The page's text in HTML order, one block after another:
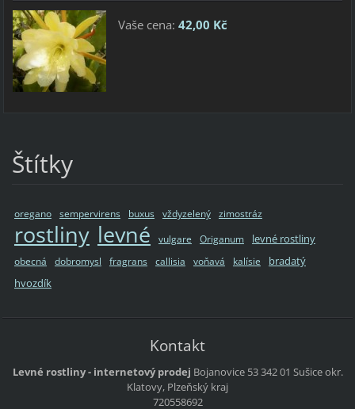
Vaše cena: 42,00 Kč
Štítky
oregano sempervirens buxus vždyzelený zimostráz
rostliny levné vulgare Origanum levné rostliny
obecná dobromysl fragrans callisia voňavá kalísie
bradatý
hvozdík
Kontakt
Levné rostliny - internetový prodej Bojanovice 53342 01 Sušiceokr.
Klatovy, Plzeňský kraj
720558692